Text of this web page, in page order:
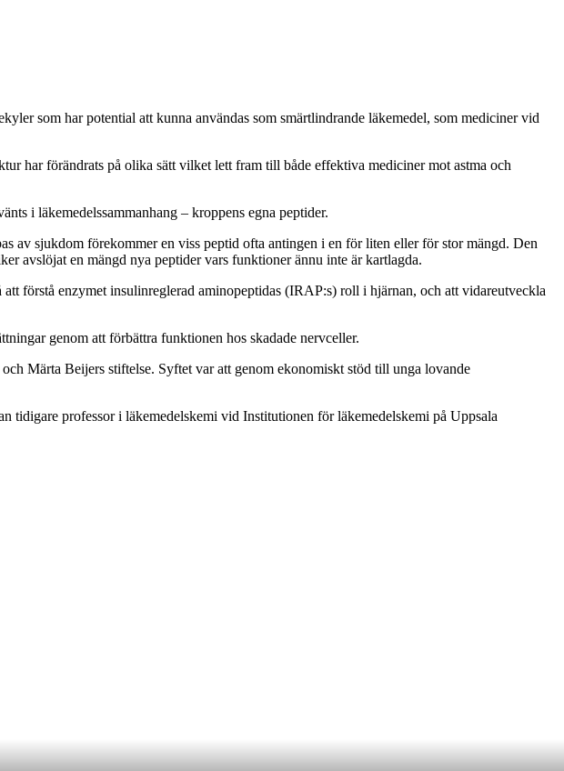
som har potential att kunna användas som smärtlindrande läkemedel, som mediciner vid
har förändrats på olika sätt vilket lett fram till både effektiva mediciner mot astma och
i läkemedelssammanhang – kroppens egna peptider.
av sjukdom förekommer en viss peptid ofta antingen i en för liten eller för stor mängd. Den
avslöjat en mängd nya peptider vars funktioner ännu inte är kartlagda.
förstå enzymet insulinreglerad aminopeptidas (IRAP:s) roll i hjärnan, och att vidareutveckla
genom att förbättra funktionen hos skadade nervceller.
Märta Beijers stiftelse. Syftet var att genom ekonomiskt stöd till unga lovande
tidigare professori läkemedelskemi vid Institutionen för läkemedelskemi på Uppsala